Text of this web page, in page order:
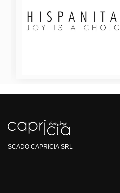
SCADO CAPRICIA SRL